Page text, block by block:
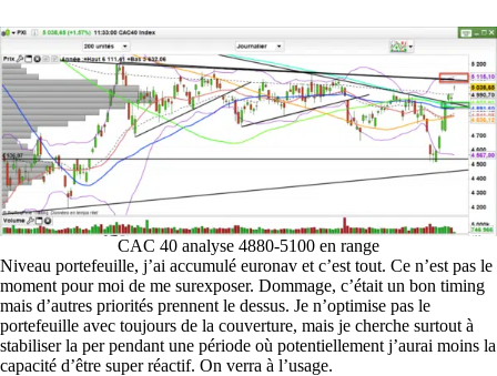
CAC 40 analyse 4880-5100 en range
Niveau portefeuille, j’ai accumulé euronav et c’est tout. Ce n’est pas le
moment pour moi de me surexposer. Dommage, c’était un bon timing
mais d’autres priorités prennent le dessus. Je n’optimise pas le
portefeuille avec toujours de la couverture, mais je cherche surtout à
stabiliser la per pendant une période où potentiellement j’aurai moins la
capacité d’être super réactif. On verra à l’usage.